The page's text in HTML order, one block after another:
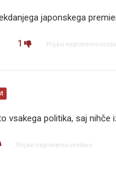
japonskega
1 Prijavi neprimerno
vsakega politika, saj nihče
Prijavi neprimerno vsebino